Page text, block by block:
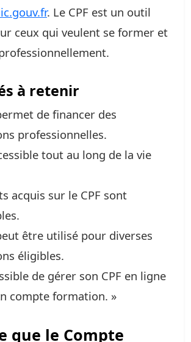
. Le CPF est un outil
ceux qui veulent se former et
à retenir
de financer des
professionnelles.
tout au long de la vie
acquis sur le CPF sont
être utilisé pour diverses
éligibles.
de gérer son CPF en ligne
compte formation. »
que le Compte